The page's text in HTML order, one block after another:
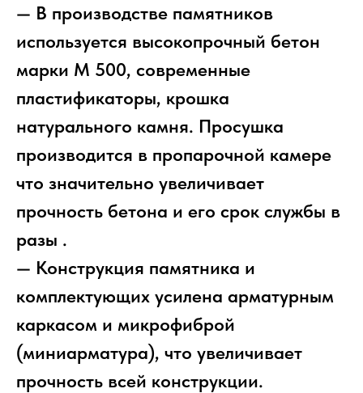
— В производстве памятников
используется высокопрочный бетон
марки М 500, современные
пластификаторы, крошка
натурального камня. Просушка
производится в пропарочной камере
что значительно увеличивает
прочность бетона и его срок службы в
разы .
— Конструкция памятника и
комплектующих усилена арматурным
каркасом и микрофиброй
(миниарматура), что увеличивает
прочность всей конструкции.